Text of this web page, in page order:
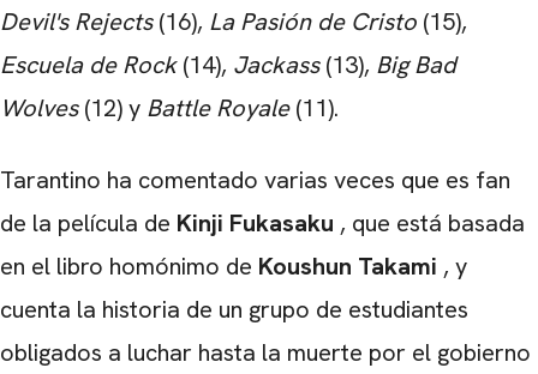
Devil's Rejects(16), La Pasión de Cristo (15),
Escuela de Rock(14), Jackass(13), Big Bad
Wolves(12) y Battle Royale(11).
Tarantino ha comentado varias veces que es fan
de la película de Kinji Fukasaku , que está basada
en el libro homónimo de Koushun Takami , y
cuenta la historia de un grupo de estudiantes
obligados a luchar hasta la muerte por el gobierno